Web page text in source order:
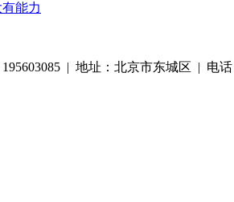
能力
| 地址：北京市东城区 | 电话